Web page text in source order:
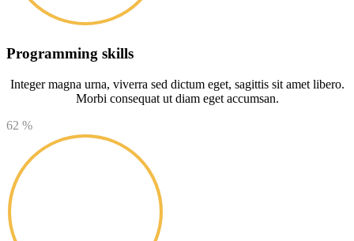
Programming skills
Integer magna urna, viverra sed dictum eget, sagittis sit amet libero.
Morbi consequat ut diam eget accumsan.
62 %